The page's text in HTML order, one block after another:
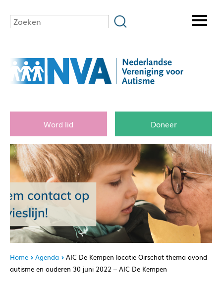
Word lid Doneer
Home Agenda
AIC De Kempen locatie Oirschot thema-avond
autisme en ouderen 30 juni 2022 – AIC De Kempen